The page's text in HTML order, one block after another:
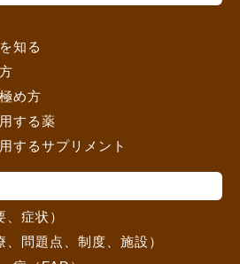
知る
め方
する薬
するサプリメント
症状）
問題点、制度、施設）